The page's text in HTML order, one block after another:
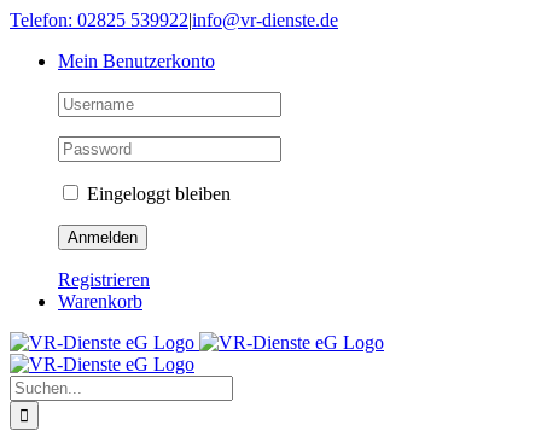
Skip
content
Telefon: 02825 539922|info@vr-dienste.de
Mein Benutzerkonto
Eingeloggt bleiben
Registrieren
Warenkorb
Suche
nach: